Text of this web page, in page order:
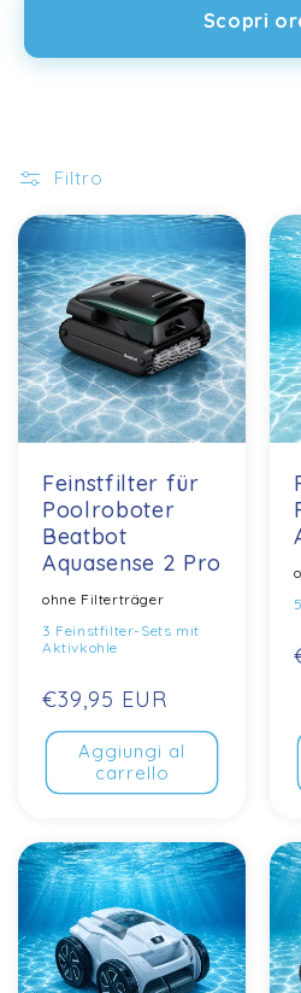
Scopri
Filtro
Feinstfilter für
Poolroboter
Beatbot
Aquasense 2 Pro
ohne Filterträger
3 Feinstfilter-Sets mit
Aktivkohle
Prezzo
normale
€39,95 EUR
Aggiungi al
carrello